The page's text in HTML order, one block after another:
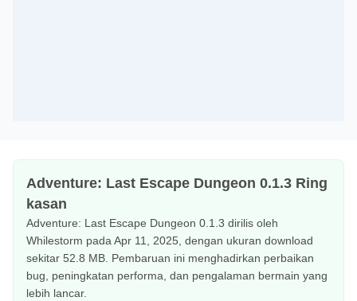
Adventure: Last Escape Dungeon 0.1.3 Ring
kasan
Adventure: Last Escape Dungeon 0.1.3 dirilis oleh
Whilestorm pada Apr 11, 2025, dengan ukuran download
sekitar 52.8 MB. Pembaruan ini menghadirkan perbaikan
bug, peningkatan performa, dan pengalaman bermain yang
lebih lancar.